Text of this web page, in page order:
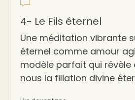
4- Le Fils éternel
Une méditation vibrante
éternel comme amour
modèle parfait qui révèle
nous la filiation divine